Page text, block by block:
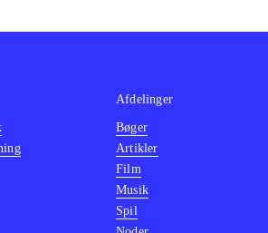
Afdelinger
Bøger
Artikler
Film
Musik
Spil